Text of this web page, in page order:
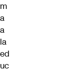
m
a
a
la
ed
uc